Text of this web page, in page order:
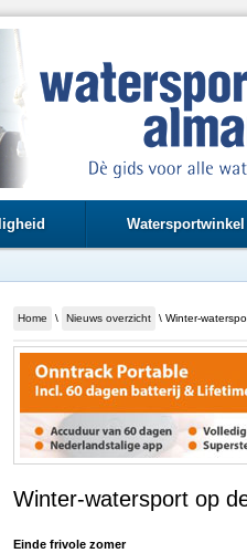
Watersportwinkel
Home \ Nieuws overzicht \ Winter-
Winter-watersport op
Einde frivole zomer